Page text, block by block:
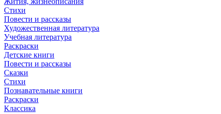
Стихи
Повести и рассказы
Художественная литература
Учебная литература
Раскраски
Детские книги
Повести и рассказы
Сказки
Стихи
Познавательные книги
Раскраски
Классика